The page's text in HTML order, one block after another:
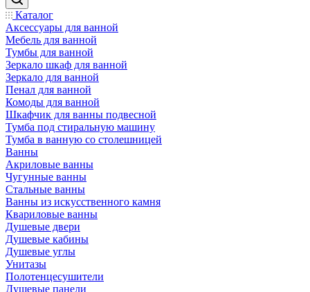
Каталог
Аксессуары для ванной
Мебель для ванной
Тумбы для ванной
Зеркало шкаф для ванной
Зеркало для ванной
Пенал для ванной
Комоды для ванной
Шкафчик для ванны подвесной
Тумба под стиральную машину
Тумба в ванную со столешницей
Ванны
Акриловые ванны
Чугунные ванны
Стальные ванны
Ванны из искусственного камня
Квариловые ванны
Душевые двери
Душевые кабины
Душевые углы
Унитазы
Полотенцесушители
Душевые панели